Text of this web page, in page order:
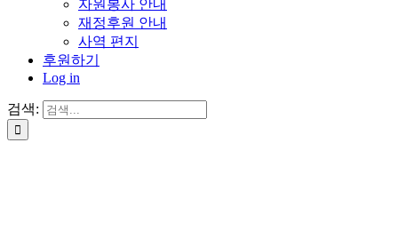
자원봉사 안내
재정후원 안내
사역 편지
후원하기
Log in
검색: